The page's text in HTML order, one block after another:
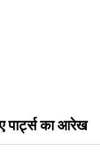
पार्ट्स का आरेख